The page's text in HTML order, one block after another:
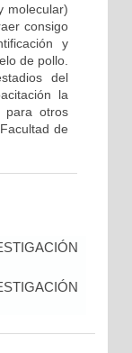
molecular)
consigo
y
de pollo.
del
la
para otros
de